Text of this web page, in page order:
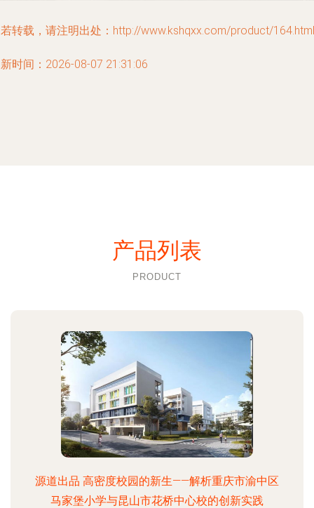
转载，请注明出处：http://www.kshqxx.com/product/164.html
时间：2026-08-07 21:31:06
产品列表
PRODUCT
源道出品 高密度校园的新生——解析重庆市渝中区
马家堡小学与昆山市花桥中心校的创新实践